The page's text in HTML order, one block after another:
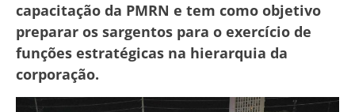
capacitação da PMRN e tem como objetivo
preparar os sargentos para o exercício de
funções estratégicas na hierarquia da
corporação.